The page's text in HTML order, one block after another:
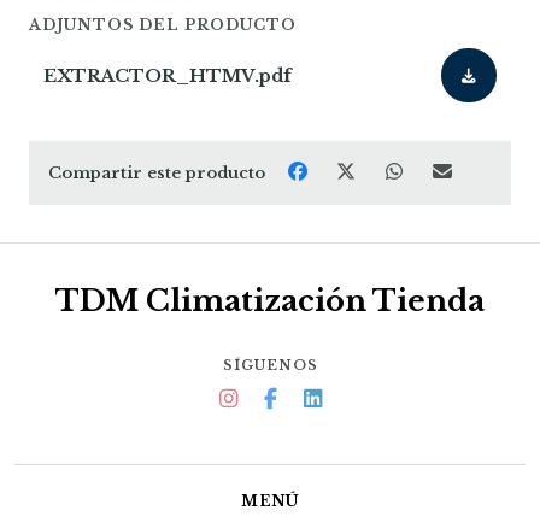
ADJUNTOS DEL PRODUCTO
EXTRACTOR_HTMV.pdf
Compartir este producto
TDM Climatización Tienda
SÍGUENOS
MENÚ